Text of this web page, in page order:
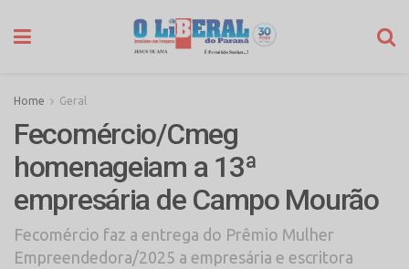
Home Geral
Fecomércio/Cmeg
homenageiam a 13ª
empresária de Campo Mourão
Fecomércio faz a entrega do Prêmio Mulher
Empreendedora/2025 a empresária e escritora